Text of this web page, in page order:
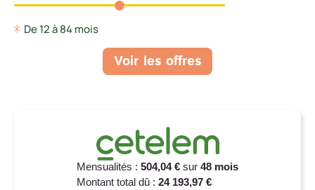
De 12 à 84 mois
Voir les offres
Mensualités : 504,04 € sur 48 mois
Montant total dû : 24 193,97 €